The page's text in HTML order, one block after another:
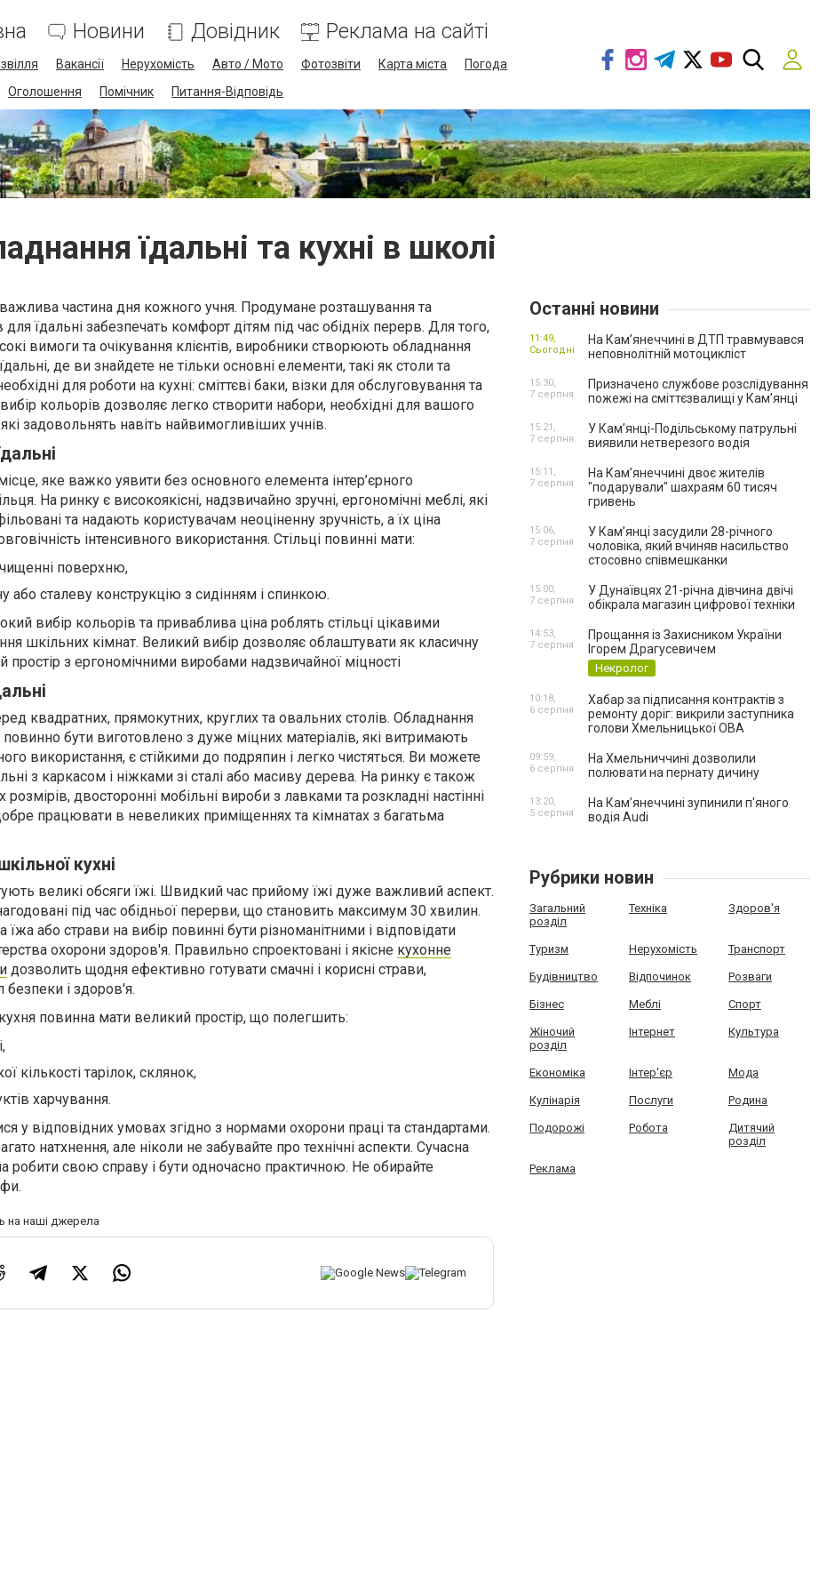
Новини Довідник Реклама на сайті
Вакансії Нерухомість Авто / Мото Фотозвіти Карта міста
Погода
Оголошення Помічник Питання-Відповідь
їдальні та кухні в школі
частина дня кожного учня. Продумане розташування та
для їдальні забезпечать комфорт дітям під час обідніх перерв. Для того,
вимоги та очікування клієнтів, виробники створюють обладнання
де ви знайдете не тільки основні елементи, такі як столи та
для роботи на кухні: сміттєві баки, візки для обслуговування та
кольорів дозволяє легко створити набори, необхідні для вашого
задовольнять навіть найвимогливіших учнів.
яке важко уявити без основного елемента інтер’єрного
На ринку є високоякісні, надзвичайно зручні, ергономічні меблі, які
та надають користувачам неоціненну зручність, а їх ціна
інтенсивного використання. Стільці повинні мати:
поверхню,
або сталеву конструкцію з сидінням і спинкою.
вибір кольорів та приваблива ціна роблять стільці цікавими
шкільних кімнат. Великий вибір дозволяє облаштувати як класичну
простір з ергономічними виробами надзвичайної міцності
квадратних, прямокутних, круглих та овальних столів. Обладнання
бути виготовлено з дуже міцних матеріалів, які витримають
використання, є стійкими до подряпин і легко чистяться. Ви можете
з каркасом і ніжками зі сталі або масиву дерева. На ринку є також
розмірів, двосторонні мобільні вироби з лавками та розкладні настінні
працювати в невеликих приміщеннях та кімнатах з багатьма
кухні
великі обсяги їжі. Швидкий час прийому їжі дуже важливий аспект.
під час обідньої перерви, що становить максимум 30 хвилин.
їжа або страви на вибір повинні бути різноманітними і відповідати
охорони здоров'я. Правильно спроектовані і якісне кухонне
дозволить щодня ефективно готувати смачні і корисні страви,
і здоров'я.
повинна мати великий простір, що полегшить:
кількості тарілок, склянок,
харчування.
у відповідних умовах згідно з нормами охорони праці та стандартами.
натхнення, але ніколи не забувайте про технічні аспекти. Сучасна
робити свою справу і бути одночасно практичною. Не обирайте
на наші джерела
Останні новини
На Кам’янеччині в ДТП травмувався
неповнолітній мотоцикліст
11:49,
Сьогодні
Призначено службове розслідування
пожежі на сміттєзвалищі у Кам’янці
15:30,
7 серпня
У Кам’янці-Подільському патрульні
виявили нетверезого водія
15:21,
7 серпня
На Камʼянеччині двоє жителів
"подарували" шахраям 60 тисяч
гривень
15:11,
7 серпня
У Камʼянці засудили 28-річного
чоловіка, який вчиняв насильство
стосовно співмешканки
15:06,
7 серпня
У Дунаївцях 21-річна дівчина двічі
обікрала магазин цифрової техніки
15:00,
7 серпня
Прощання із Захисником України
Ігорем Драгусевичем
Некролог
14:53,
7 серпня
Хабар за підписання контрактів з
ремонту доріг: викрили заступника
голови Хмельницької ОВА
10:18,
6 серпня
На Хмельниччині дозволили
полювати на пернату дичину
09:59,
6 серпня
На Камʼянеччині зупинили п'яного
водія Audi
13:20,
5 серпня
Рубрики новин
Загальний
розділ
Техніка Здоров'я
Туризм Нерухомість Транспорт
Будівництво Відпочинок Розваги
Бізнес Меблі Спорт
Жіночий
розділ
Інтернет Культура
Економіка Інтер'єр Мода
Кулінарія Послуги Родина
Подорожі Робота
Дитячий
розділ
Реклама